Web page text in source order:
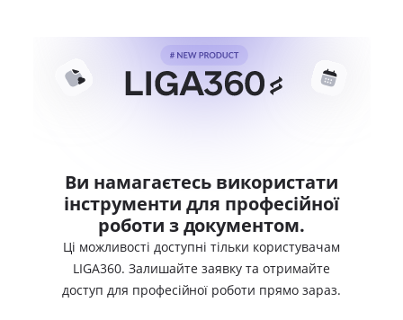
Ви намагаєтесь використати
інструменти для професійної
роботи з документом.
Ці можливості доступні тільки користувачам
LIGA360. Залишайте заявку та отримайте
доступ для професійної роботи прямо зараз.